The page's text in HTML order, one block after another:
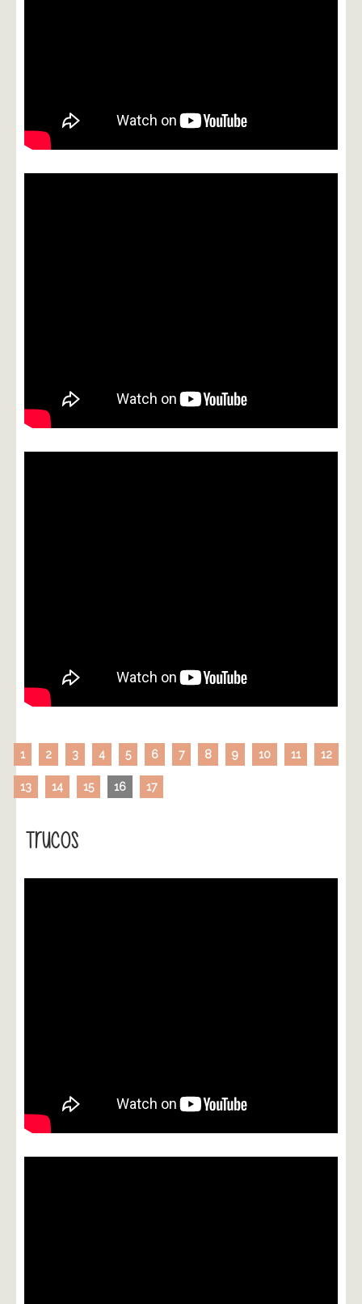
1 2 3 4 5 6 7 8 9 10 11 12
13 14 15 16 17
Trucos